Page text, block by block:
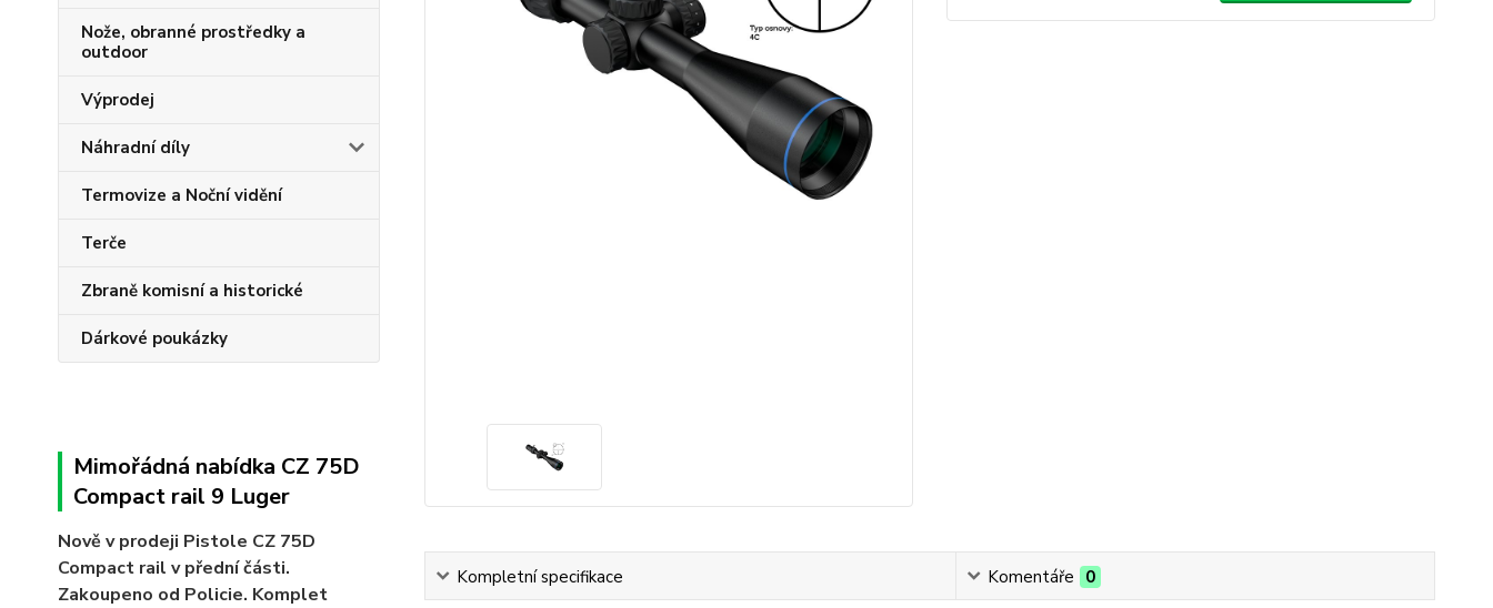
Nože, obranné prostředky a
outdoor
Výprodej
Náhradní díly
Termovize a Noční vidění
Terče
Zbraně komisní a historické
Dárkové poukázky
Mimořádná nabídka CZ 75D
Compact rail 9 Luger
Nově v prodeji Pistole CZ 75D
Compact rail v přední části.
Zakoupeno od Policie. Komplet
Kompletní specifikace Komentáře 0